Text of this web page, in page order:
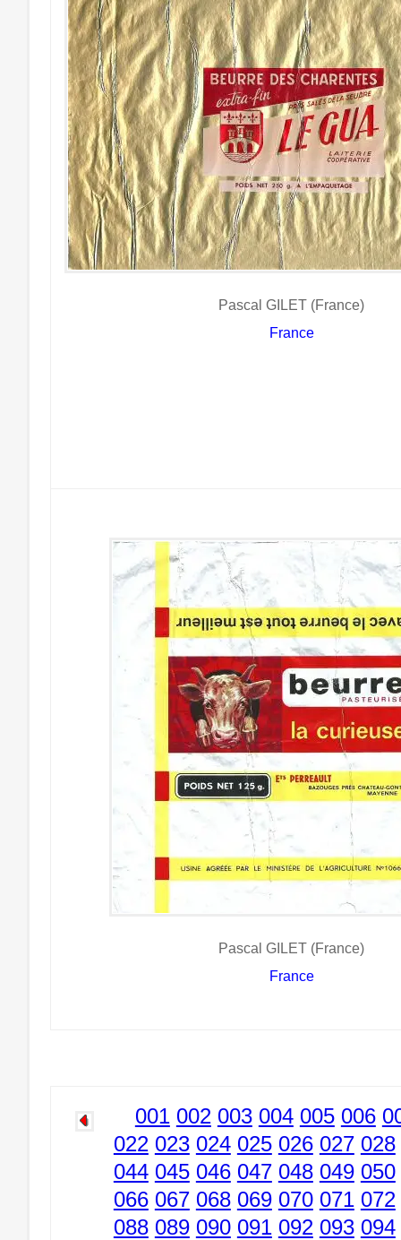
Pascal GILET (France)
France
Pascal GILET (France)
France
001 002 003 004 005 006
022 023 024 025 026 027 028
044 045 046 047 048 049 050
066 067 068 069 070 071 072
088 089 090 091 092 093 094